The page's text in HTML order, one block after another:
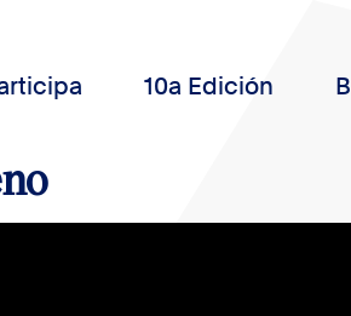
10a Edición